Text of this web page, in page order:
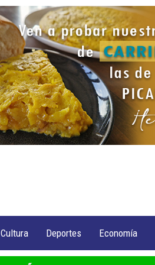
Cultura Deportes Economía